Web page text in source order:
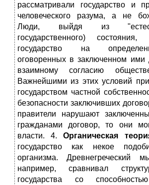
рассматривали государство и
человеческого разума, а не
Люди, выйдя из
государственного)
государство на
оговоренных в заключенном ими
взаимному согласию
Важнейшими из этих условий
государством частной
безопасности заключивших
правители нарушают
гражданами договор, то они
власти. 4.Органическая
государство как некое
организма. Древнегреческий
например, сравнивал
государства со